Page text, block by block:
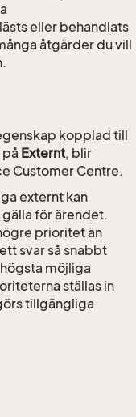
eller behandlats
åtgärder du vill
kopplad till
Externt, blir
Customer Centre.
externt kan
för ärendet.
prioritet än
svar så snabbt
möjliga
ställas in
tillgängliga